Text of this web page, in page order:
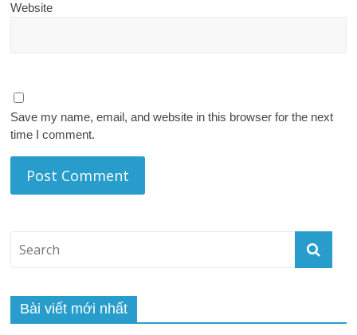
Website
Save my name, email, and website in this browser for the next
time I comment.
Bài viết mới nhất